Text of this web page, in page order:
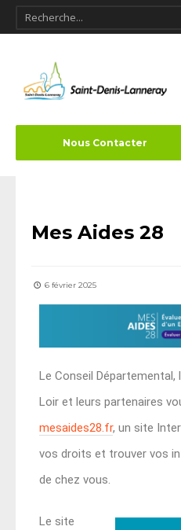
Nous Contacter
Mes Aides 28
6 février 2025
Le Conseil Départemental,
Loir et leurs partenaires
mesaides28.fr, un site
vos droits et trouver vos
de chez vous.
Le site